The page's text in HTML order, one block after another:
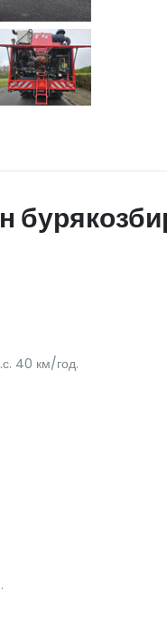
40 км/год.